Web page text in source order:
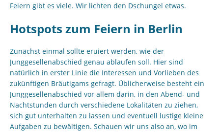
Feiern gibt es viele. Wir lichten den Dschungel etwas.
Hotspots zum Feiern in Berlin
Zunächst einmal sollte eruiert werden, wie der
Junggesellenabschied genau ablaufen soll. Hier sind
natürlich in erster Linie die Interessen und Vorlieben des
zukünftigen Bräutigams gefragt. Üblicherweise besteht ein
Junggesellenabschied vor allem darin, in den Abend- und
Nachtstunden durch verschiedene Lokalitäten zu ziehen,
sich gut unterhalten zu lassen und eventuell lustige kleine
Aufgaben zu bewältigen. Schauen wir uns also an, wo im